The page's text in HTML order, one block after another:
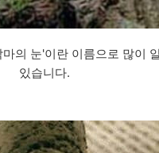
의 눈'이란 이름으로 많이
있습니다.